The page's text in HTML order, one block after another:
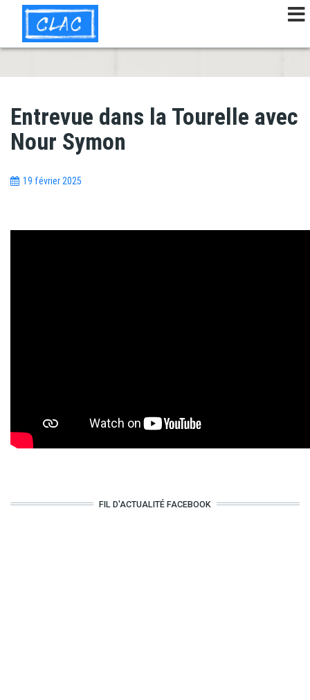
contenu
principal
Entrevue dans la Tourelle avec
Nour Symon
19 février 2025
FIL D'ACTUALITÉ FACEBOOK